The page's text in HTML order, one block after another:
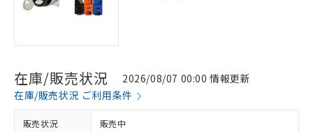
在庫/販売状況
2026/08/07 00:00 情報更新
在庫/販売状況 ご利用条件
販売状況 販売中